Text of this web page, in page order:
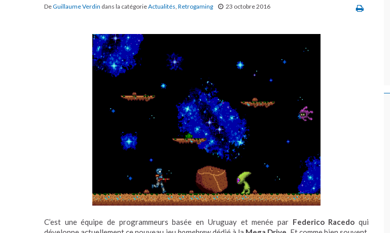
DeGuillaume Verdin dans la catégorieActualités, Retrogaming 23 octobre 2016
C’est une équipe de programmeurs basée en Uruguay et menée par Federico Racedo qui